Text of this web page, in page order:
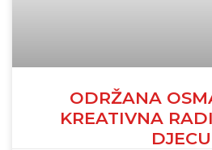
ODRŽANA
KREATIVNA
DJECU